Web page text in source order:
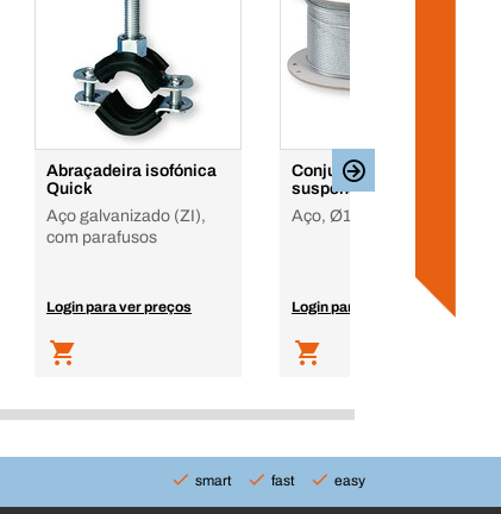
Abraçadeira isofónica
Quick
Aço galvanizado (ZI),
com parafusos
Login para ver preços
Conjunto de cabos para
suspensão pendular
Aço, Ø1,5-Ø2,5.
Login para ver preços
smart fast easy